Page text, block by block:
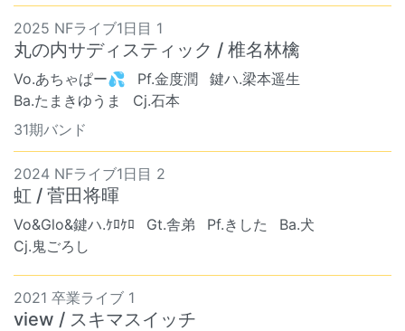
2025 NFライブ1日目 1
丸の内サディスティック / 椎名林檎
Vo.あちゃぱー💦 Pf.金度潤
鍵ハ.梁本遥生
Ba.たまきゆうま
Cj.石本
31期バンド
2024 NFライブ1日目 2
虹 / 菅田将暉
Vo&Glo&鍵ハ.ｹﾛｹﾛ Gt.舎弟 Pf.きした
Ba.犬
Cj.鬼ごろし
2021 卒業ライブ 1
view / スキマスイッチ